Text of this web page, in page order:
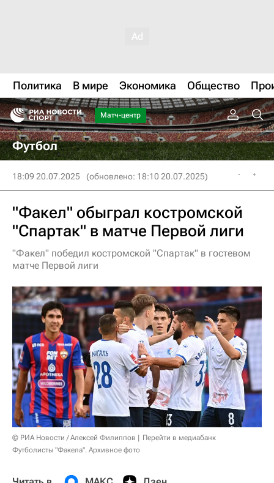
Политика В мире Экономика Общество
Матч-центр
Футбол
18:09 20.07.2025 (обновлено: 18:10 20.07.2025)
"Факел" обыграл костромской
"Спартак" в матче Первой лиги
"Факел" победил костромской "Спартак" в гостевом
матче Первой лиги
© РИА Новости / Алексей Филиппов
Перейти в медиабанк
Футболисты "Факела". Архивное фото